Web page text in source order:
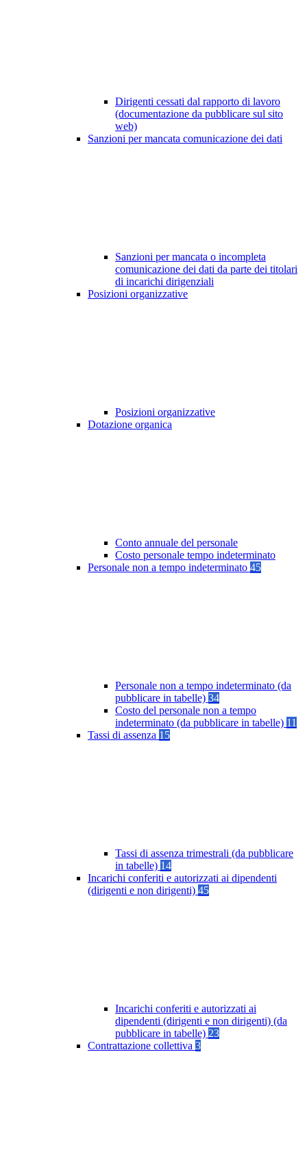
Dirigenti cessati dal rapporto di lavoro
(documentazione da pubblicare sul sito
web)
Sanzioni per mancata comunicazione dei dati
Sanzioni per mancata o incompleta
comunicazione dei dati da parte dei titolari
di incarichi dirigenziali
Posizioni organizzative
Posizioni organizzative
Dotazione organica
Conto annuale del personale
Costo personale tempo indeterminato
Personale non a tempo indeterminato 45
Personale non a tempo indeterminato (da
pubblicare in tabelle) 34
Costo del personale non a tempo
indeterminato (da pubblicare in tabelle) 11
Tassi di assenza 15
Tassi di assenza trimestrali (da pubblicare
in tabelle) 14
Incarichi conferiti e autorizzati ai dipendenti
(dirigenti e non dirigenti) 45
Incarichi conferiti e autorizzati ai
dipendenti (dirigenti e non dirigenti) (da
pubblicare in tabelle) 23
Contrattazione collettiva 3